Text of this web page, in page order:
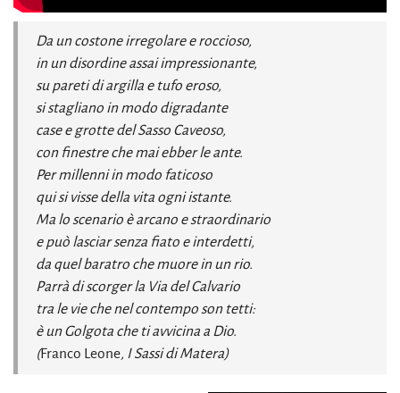
Da un costone irregolare e roccioso,
in un disordine assai impressionante,
su pareti di argilla e tufo eroso,
si stagliano in modo digradante
case e grotte del Sasso Caveoso,
con finestre che mai ebber le ante.
Per millenni in modo faticoso
qui si visse della vita ogni istante.
Ma lo scenario è arcano e straordinario
e può lasciar senza fiato e interdetti,
da quel baratro che muore in un rio.
Parrà di scorger la Via del Calvario
tra le vie che nel contempo son tetti:
è un Golgota che ti avvicina a Dio.
(Franco Leone, I Sassi di Matera)